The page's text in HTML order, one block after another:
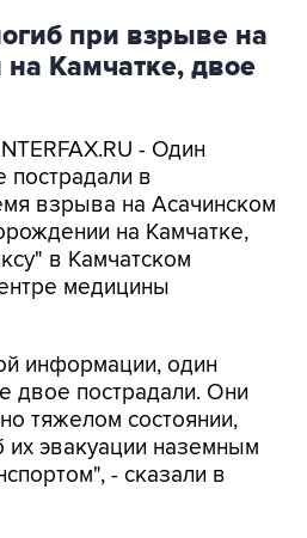
при взрыве на
Камчатке, двое
- Один
пострадали в
взрыва на Асачинском
на Камчатке,
в Камчатском
медицины
информации, один
двое пострадали. Они
тяжелом состоянии,
эвакуации наземным
- сказали в